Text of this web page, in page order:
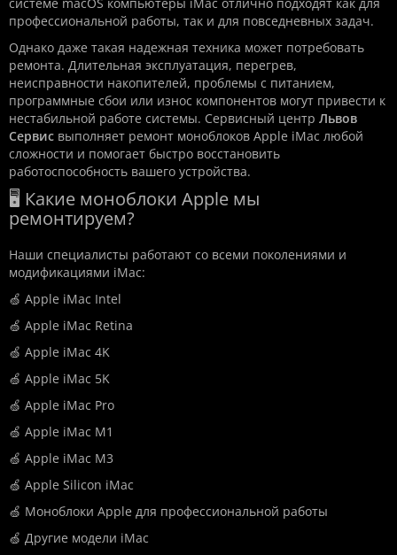
профессиональной работы, так и для повседневных задач.
Однако даже такая надежная техника может потребовать
ремонта. Длительная эксплуатация, перегрев,
неисправности накопителей, проблемы с питанием,
программные сбои или износ компонентов могут привести к
нестабильной работе системы. Сервисный центр Львов
Сервис выполняет ремонт моноблоков Apple iMac любой
сложности и помогает быстро восстановить
работоспособность вашего устройства.
🖥️ Какие моноблоки Apple мы
ремонтируем?
Наши специалисты работают со всеми поколениями и
модификациями iMac:
🍏 Apple iMac Intel
🍏 Apple iMac Retina
🍏 Apple iMac 4K
🍏 Apple iMac 5K
🍏 Apple iMac Pro
🍏 Apple iMac M1
🍏 Apple iMac M3
🍏 Apple Silicon iMac
🍏 Моноблоки Apple для профессиональной работы
🍏 Другие модели iMac